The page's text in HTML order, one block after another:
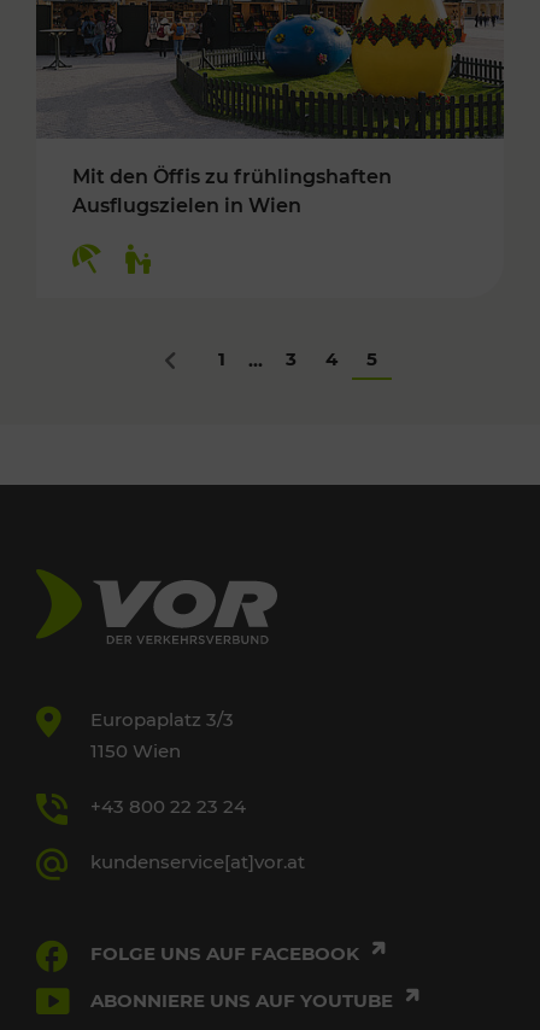
Mit den Öffis zu frühlingshaften
Ausflugszielen in Wien
Zurück
1 ... 3 4 5
Europaplatz 3/3
1150 Wien
+43 800 22 23 24
kundenservice[at]vor.at
FOLGE UNS AUF FACEBOOK
ABONNIERE UNS AUF YOUTUBE